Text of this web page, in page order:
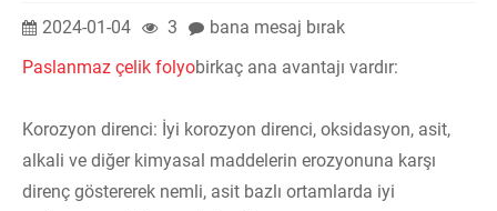
2024-01-04 3
bana mesaj bırak
Paslanmaz çelik folyobirkaç ana avantajı vardır:
Korozyon direnci: İyi korozyon direnci, oksidasyon, asit,
alkali ve diğer kimyasal maddelerin erozyonuna karşı
direnç göstererek nemli, asit bazlı ortamlarda iyi